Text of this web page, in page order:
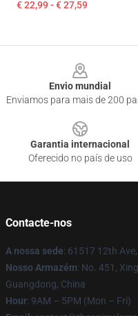
€ 22,99 - € 27,59
Envio mundial
Enviamos para mais de 200
Garantia internacional
Oferecido no país de uso
Contacte-nos
A nossa sede: 61517 12th
Nosso Armazém: No. 451,
Guangdong, China
Hour: 9AM – 5PM (Mon – Fri)